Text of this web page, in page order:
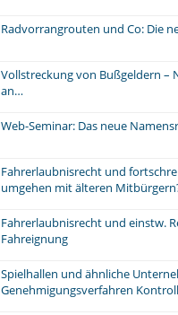
Radvorrangrouten und Co: Die
Vollstreckung von Bußgeldern –
an…
Web-Seminar: Das neue
Fahrerlaubnisrecht und
umgehen mit älteren
Fahrerlaubnisrecht und einstw.
Fahreignung
Spielhallen und ähnliche
Genehmigungsverfahren